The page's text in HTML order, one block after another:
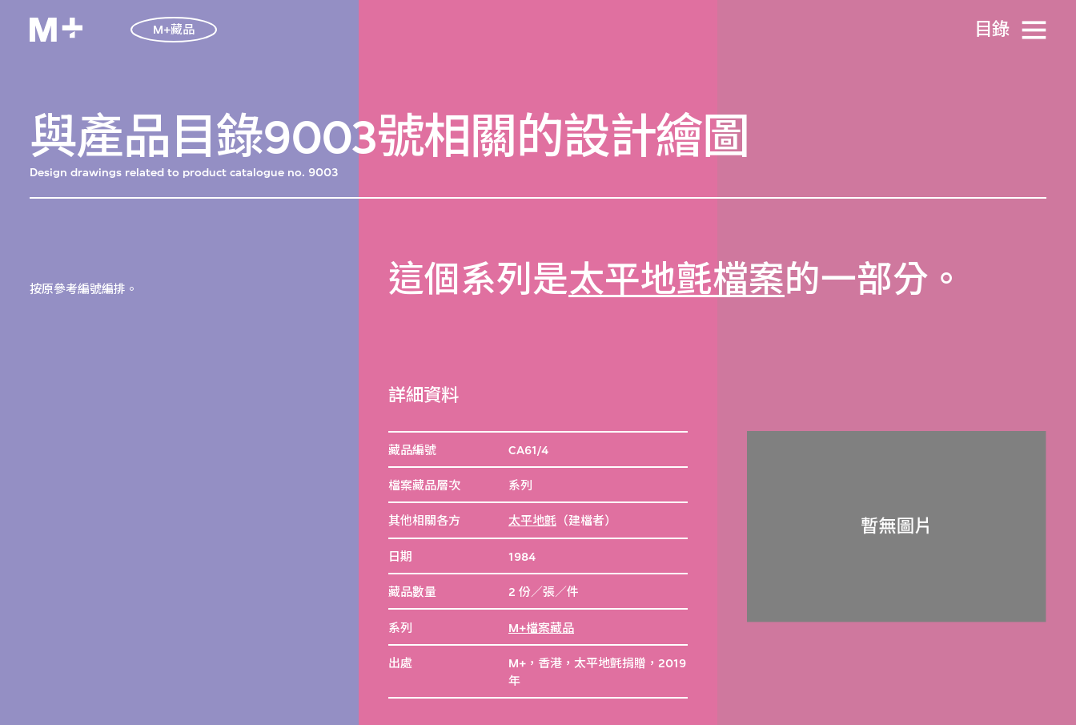
M+藏品 目​錄
與產品目錄9003號相關的設計繪圖
Design drawings related to product catalogue no. 9003
按原參考編號編排。 這個系列是太平地氈檔案的一部分。
詳細資料
藏品編號 CA61/4
檔案藏品層次 系列
其他相關各方 太平地氈（建檔者）
日期 1984
藏品數量 2 份／張／件
系列 M+檔案藏品
出處
M+，香港，太平地氈捐贈，2019
年